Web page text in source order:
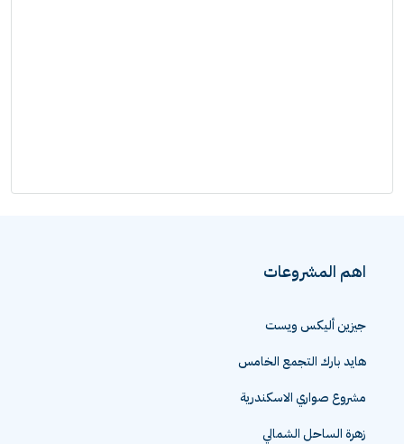
اهم المشروعات
جيزين أليكس ويست
هايد بارك التجمع الخامس
مشروع صواري الاسكندرية
زهرة الساحل الشمالي